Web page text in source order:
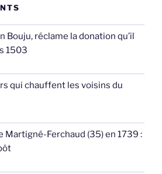
Bouju, réclame la donation qu’il
1503
qui chauffent les voisins du
Martigné-Ferchaud (35) en 1739 :